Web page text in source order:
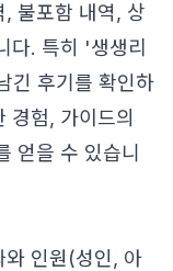
불포함 내역, 상
다. 특히 '생생리
긴 후기를 확인하
경험, 가이드의
얻을 수 있습니
와 인원(성인, 아